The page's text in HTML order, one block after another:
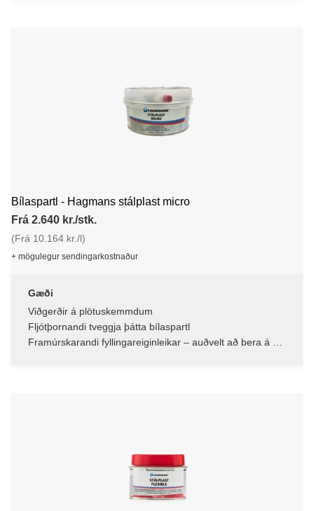
Bílaspartl - Hagmans stálplast micro
Frá 2.640 kr./stk.
(Frá 10.164 kr./l)
+ mögulegur sendingarkostnaður
Gæði
Viðgerðir á plötuskemmdum
Fljótþornandi tveggja þátta bílaspartl
Framúrskarandi fyllingareiginleikar – auðvelt að bera á og